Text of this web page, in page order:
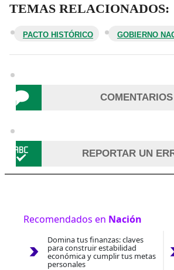
TEMAS RELACIONADOS:
PACTO HISTÓRICO GOBIERNO
COMENTARIOS
REPORTAR UN
Recomendados en Nación
Domina tus finanzas: claves
para construir estabilidad
económica y cumplir tus metas
personales